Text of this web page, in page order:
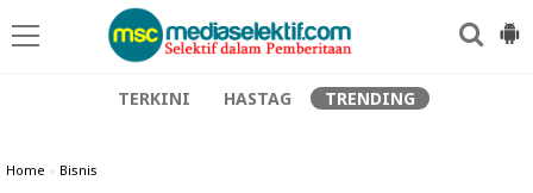
TERKINI HASTAG TRENDING
Home » Bisnis